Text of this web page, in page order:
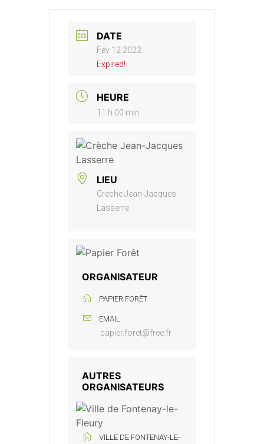
DATE
Fév 12 2022
Expired!
HEURE
11 h 00 min
LIEU
Crèche Jean-Jacques
Lasserre
ORGANISATEUR
PAPIER FORÊT
EMAIL
papier.foret@free.fr
AUTRES
ORGANISATEURS
VILLE DE FONTENAY-LE-